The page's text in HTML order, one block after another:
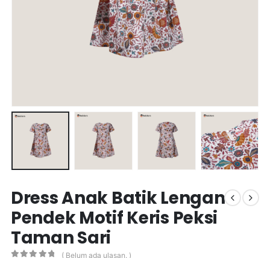
Dress Anak Batik Lengan
Pendek Motif Keris Peksi
Taman Sari
( Belum ada ulasan. )